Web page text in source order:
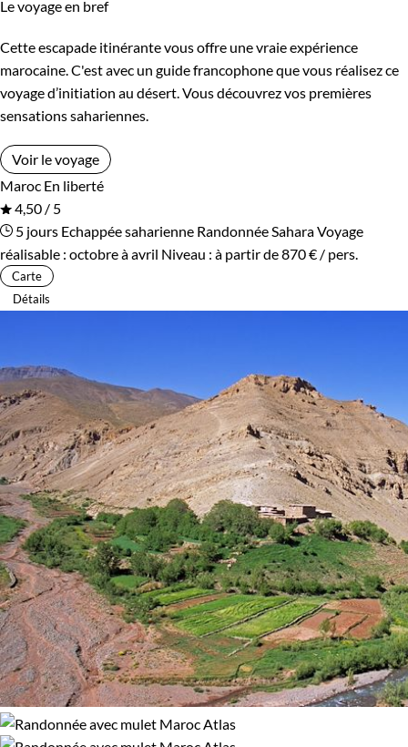
Le voyage en bref
Cette escapade itinérante vous offre une vraie expérience
marocaine. C'est avec un guide francophone que vous réalisez ce
voyage d’initiation au désert. Vous découvrez vos premières
sensations sahariennes.
Voir le voyage
Maroc En liberté
4,50 / 5
5 jours Echappée saharienne Randonnée SaharaVoyage
réalisable : octobre à avril Niveau : à partir de870 € / pers.
Carte
Détails